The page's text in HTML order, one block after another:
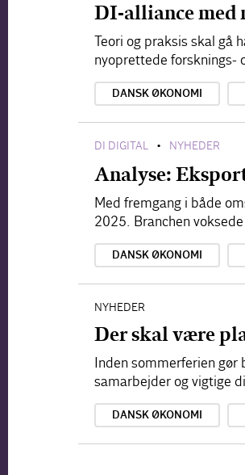
DI-alliance med
Teori og praksis skal gå
nyoprettede forsknings-
DANSK ØKONOMI
DI DIGITAL • NYHEDER
Analyse:
Med fremgang i både
2025. Branchen
DANSK ØKONOMI
NYHEDER
Der skal være
Inden sommerferien
samarbejder og vigtige
DANSK ØKONOMI